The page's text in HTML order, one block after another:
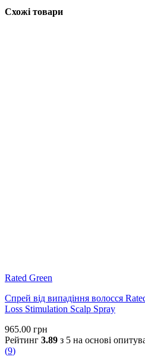
Схожі товари
Rated Green
Спрей від випадіння волосся
Loss Stimulation Scalp Spray
965.00 грн
Рейтинг 3.89 з 5 на основі
(9)